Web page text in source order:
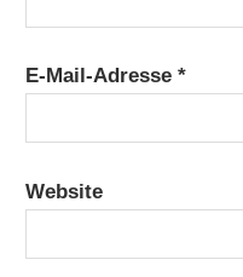
E-Mail-Adresse*
Website